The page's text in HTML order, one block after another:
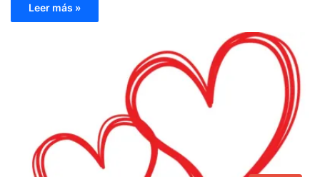
Leer más »